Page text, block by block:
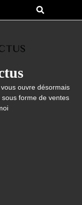
ouvre désormais
forme de ventes